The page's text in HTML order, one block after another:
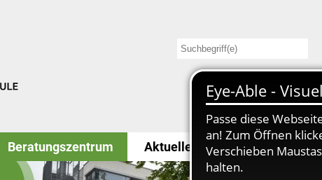
Beratungszentrum Aktuelles